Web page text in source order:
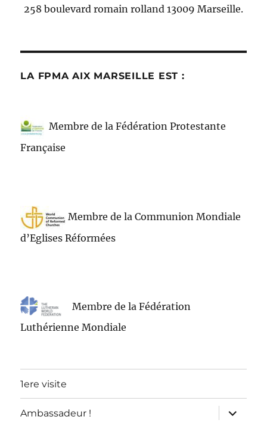
258 boulevard romain rolland 13009 Marseille.
LA FPMA AIX MARSEILLE EST :
Membre de la Fédération Protestante
Française
Membre de la Communion Mondiale
d’Eglises Réformées
Membre de la Fédération
Luthérienne Mondiale
1ere visite
Ambassadeur !
ouvrir
le